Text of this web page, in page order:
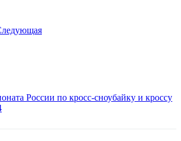
России по кросс-сноубайку и кроссу